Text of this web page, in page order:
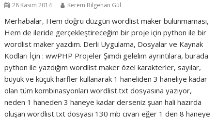
28 Kasım 2014 Kerem Bilgehan Gül
Merhabalar, Hem doğru düzgün wordlist maker bulunmaması,
Hem de ileride gerçekleştireceğim bir proje için python ile bir
wordlist maker yazdım. Derli Uygulama, Dosyalar ve Kaynak
Kodları İçin : wwPHP Projeler Şimdi gelelim ayrıntılara, burada
python ile yazdığım wordlist maker özel karakterler, sayılar,
büyük ve küçük harfler kullanarak 1 haneliden 3 haneliye kadar
olan tüm kombinasyonları wordlist.txt dosyasına yazıyor,
neden 1 haneden 3 haneye kadar derseniz şuan hali hazırda
oluşan wordlist.txt dosyası 130 mb civarı eğer 1 den 8 haneye